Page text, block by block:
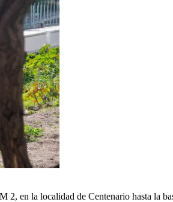
2, en la localidad de Centenario hasta la